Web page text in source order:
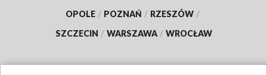
OPOLE / POZNAŃ / RZESZÓW /
SZCZECIN / WARSZAWA / WROCŁAW